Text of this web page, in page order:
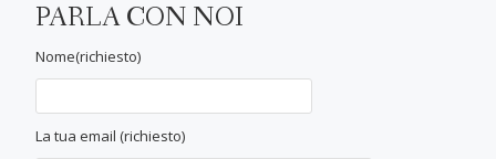
PARLA CON NOI
Nome(richiesto)
La tua email (richiesto)